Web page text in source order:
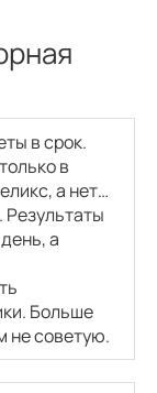
в срок.
в
а нет…
Результаты
а
Больше
не советую.